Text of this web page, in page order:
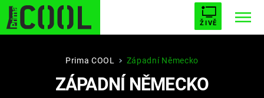
ŽIVĚ
STARHOUSE BUFFY, PŘEMOŽITELKA UPÍRŮ
PLNEJ KOTEL AVENGERS 5
Prima COOL Západní Německo
ZÁPADNÍ NĚMECKO